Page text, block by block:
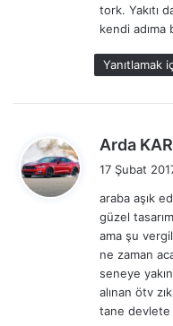
tork. Yakıtı
kendi
Yanıtlamak
Arda
17 Şubat
araba aşık
güzel
ama şu
ne zaman
seneye
alınan ötv
tane devlete